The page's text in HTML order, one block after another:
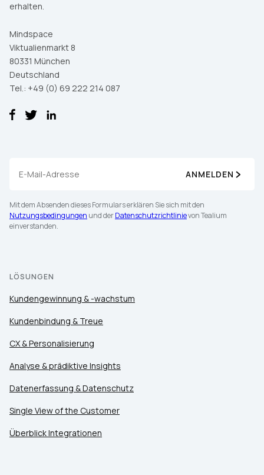
erhalten.
Mindspace
Viktualienmarkt 8
80331 München
Deutschland
Tel.: +49 (0) 69 222 214 087
ANMELDEN
Mit dem Absenden dieses Formulars erklären Sie sich mit den
Nutzungsbedingungen und derDatenschutzrichtlinievon Tealium
einverstanden.
LÖSUNGEN
Kundengewinnung & -wachstum
Kundenbindung & Treue
CX & Personalisierung
Analyse & prädiktive Insights
Datenerfassung & Datenschutz
Single View of the Customer
Überblick Integrationen